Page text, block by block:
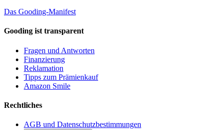
Das Gooding-Manifest
Gooding ist transparent
Fragen und Antworten
Finanzierung
Reklamation
Tipps zum Prämienkauf
Amazon Smile
Rechtliches
AGB und Datenschutzbestimmungen